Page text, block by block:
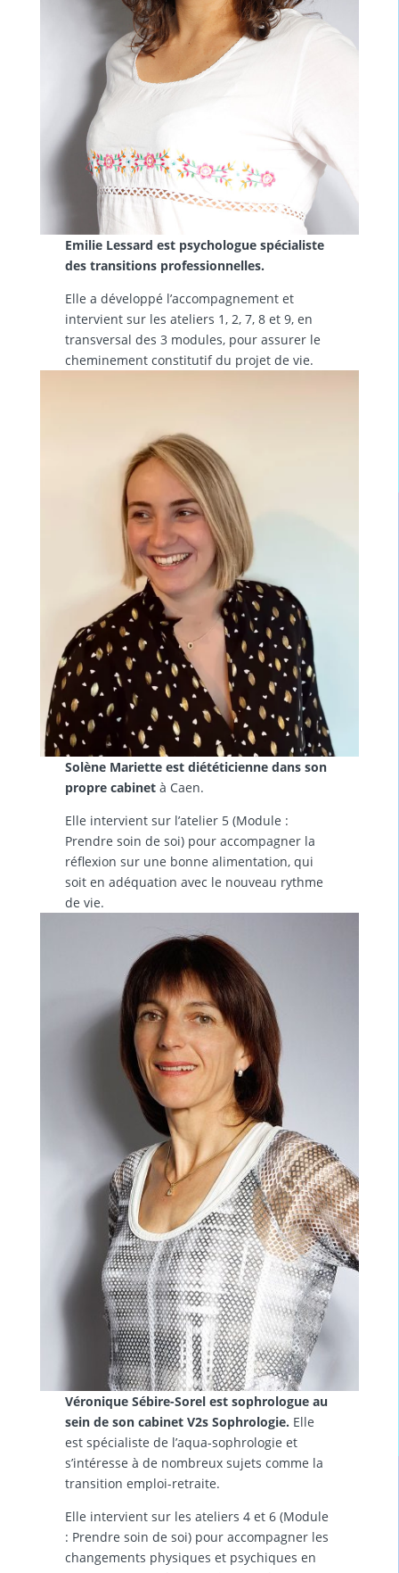
Emilie Lessard est psychologue spécialiste
des transitions professionnelles.
Elle a développé l’accompagnement et
intervient sur les ateliers 1, 2, 7, 8 et 9, en
transversal des 3 modules, pour assurer le
cheminement constitutif du projet de vie.
Solène Mariette est diététicienne dans son
propre cabinet à Caen.
Elle intervient sur l’atelier 5 (Module :
Prendre soin de soi) pour accompagner la
réflexion sur une bonne alimentation, qui
soit en adéquation avec le nouveau rythme
de vie.
Véronique Sébire-Sorel est sophrologue au
sein de son cabinet V2s Sophrologie. Elle
est spécialiste de l’aqua-sophrologie et
s’intéresse à de nombreux sujets comme la
transition emploi-retraite.
Elle intervient sur les ateliers 4 et 6 (Module
: Prendre soin de soi) pour accompagner les
changements physiques et psychiques en